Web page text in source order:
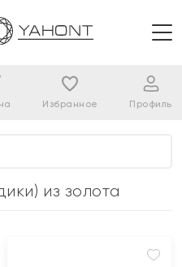
Избранное Профиль
из золота